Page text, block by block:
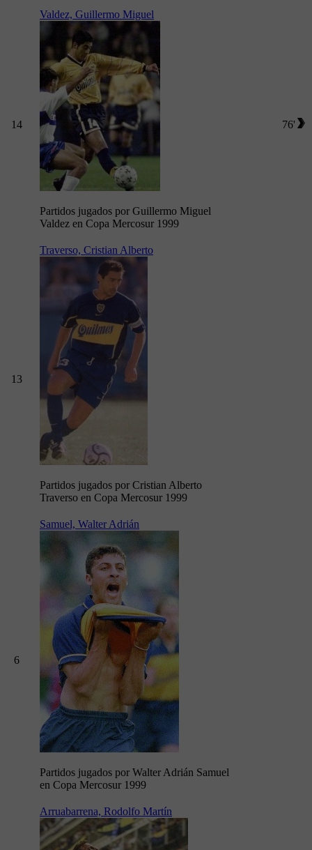
14
Valdez, Guillermo Miguel
Partidos jugados por Guillermo Miguel
Valdez en Copa Mercosur 1999
76'
13
Traverso, Cristian Alberto
Partidos jugados por Cristian Alberto
Traverso en Copa Mercosur 1999
6
Samuel, Walter Adrián
Partidos jugados por Walter Adrián Samuel
en Copa Mercosur 1999
Arruabarrena, Rodolfo Martín